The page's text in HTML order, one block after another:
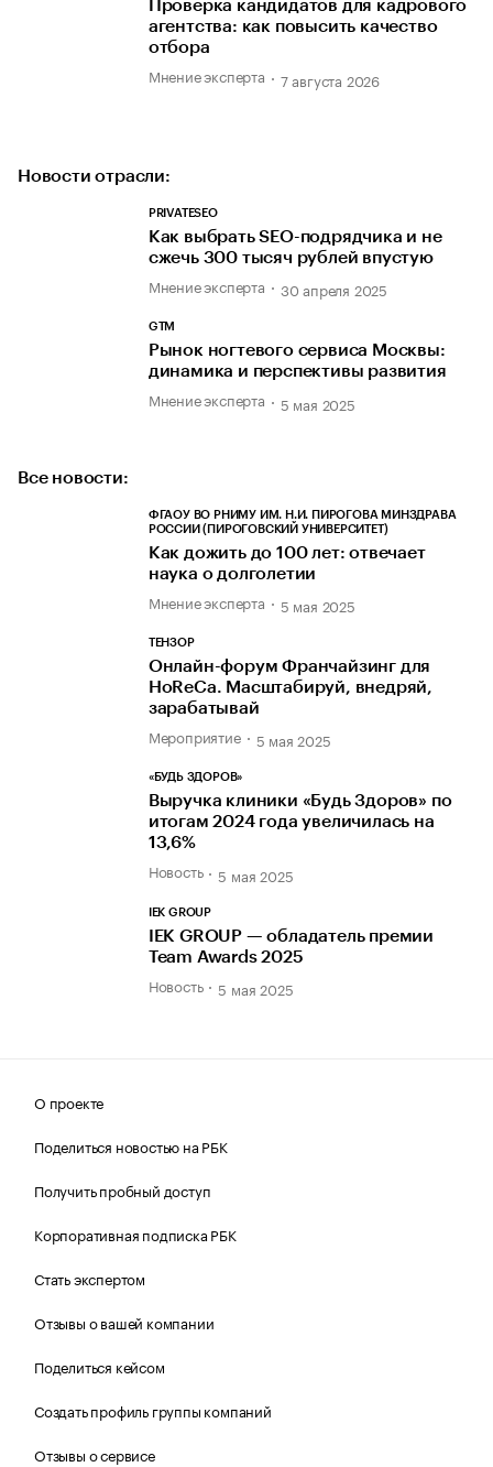
Проверка кандидатов для кадрового
агентства: как повысить качество
отбора
Мнение эксперта 7 августа 2026
Новости отрасли:
PRIVATESEO
Как выбрать SEO-подрядчика и не
сжечь 300 тысяч рублей впустую
Мнение эксперта 30 апреля 2025
GTM
Рынок ногтевого сервиса Москвы:
динамика и перспективы развития
Мнение эксперта 5 мая 2025
Все новости:
ФГАОУ ВО РНИМУ ИМ. Н.И. ПИРОГОВА МИНЗДРАВА
РОССИИ (ПИРОГОВСКИЙ УНИВЕРСИТЕТ)
Как дожить до 100 лет: отвечает
наука о долголетии
Мнение эксперта 5 мая 2025
ТЕНЗОР
Онлайн-форум Франчайзинг для
HoReCa. Масштабируй, внедряй,
зарабатывай
Мероприятие 5 мая 2025
«БУДЬ ЗДОРОВ»
Выручка клиники «Будь Здоров» по
итогам 2024 года увеличилась на
13,6%
Новость 5 мая 2025
IEK GROUP
IEK GROUP — обладатель премии
Team Awards 2025
Новость 5 мая 2025
О проекте
Поделиться новостью на РБК
Получить пробный доступ
Корпоративная подписка РБК
Стать экспертом
Отзывы о вашей компании
Поделиться кейсом
Создать профиль группы компаний
Отзывы о сервисе